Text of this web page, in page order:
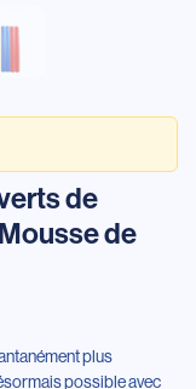
de
de
plus
possible avec